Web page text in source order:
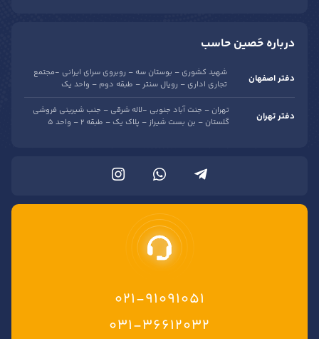
درباره حَصین حاسب
دفتر اصفهان
شهید کشوری – بوستان سه – روبروی سرای ایرانی -مجتمع
تجاری اداری – رویال سنتر – طبقه دوم – واحد یک
دفتر تهران
تهران – جنت آباد جنوبی -لاله شرقی – جنب شیرینی فروشی
گلستان – بن بست شیراز – پلاک یک – طبقه 2 – واحد 5
021-91091051
۰۳۱-۳۶۶۱۲۰۳۲